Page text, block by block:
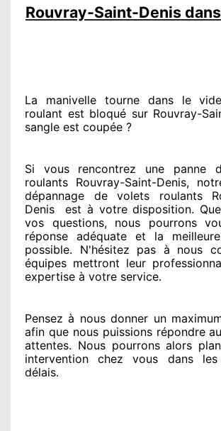
Rouvray-Saint-Denis
La manivelle tourne dans le
roulant est bloqué sur Rouvray-
sangle est coupée ?
Si vous rencontrez une panne
roulants Rouvray-Saint-Denis,
dépannage de volets roulants
Denis
est à votre disposition.
vos questions, nous pourrons
réponse adéquate et la
possible. N'hésitez pas à nous
équipes mettront leur
expertise à votre service.
Pensez à nous donner un
afin que nous puissions répondre
attentes. Nous pourrons alors
intervention chez vous dans
délais.